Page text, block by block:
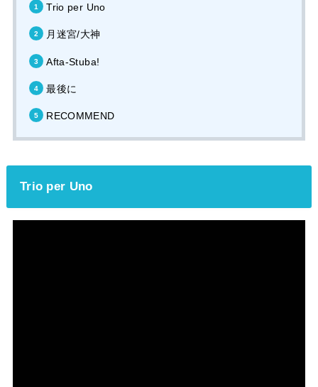
Trio per Uno
月迷宮/大神
Afta-Stuba!
最後に
RECOMMEND
Trio per Uno